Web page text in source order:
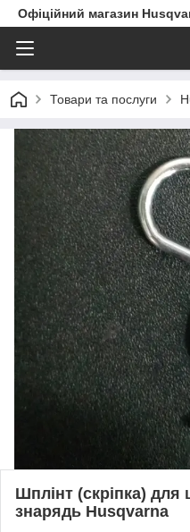
Офіційний магазин
Товари та послуги
Шплінт (скріпка)
знарядь Husqvarna